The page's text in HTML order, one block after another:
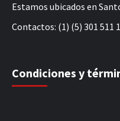
Estamos ubicados en
Contactos: (1) (5) 301 511
Condiciones y